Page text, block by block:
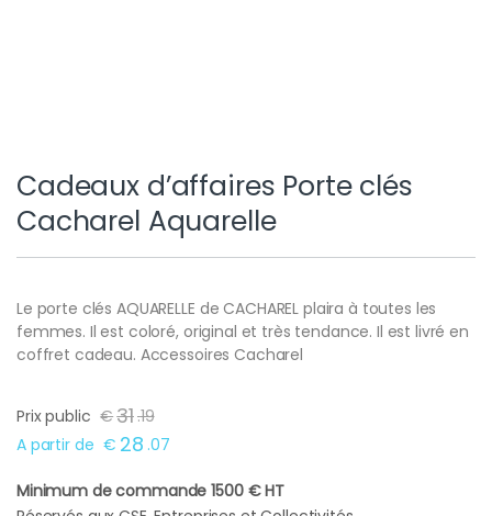
Cadeaux d’affaires Porte clés
Cacharel Aquarelle
Le porte clés AQUARELLE de CACHAREL plaira à toutes les
femmes. Il est coloré, original et très tendance. Il est livré en
coffret cadeau. Accessoires Cacharel
Prix public €31.19
A partir de € 28 .07
Minimum de commande 1500 € HT